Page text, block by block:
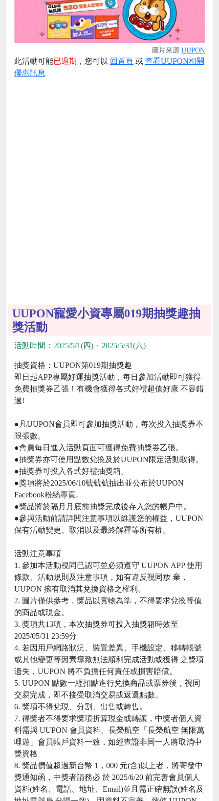
圖片來源 UUPON
此活動可能已過期 ，您可以 回首頁 或 查看UUPON相關
優惠訊息
UUPON寵愛小資專屬019期抽獎趣抽
獎活動
活動時間：2025/5/1(四) ~ 2025/5/31(六)
抽獎資格：UUPON第019期抽獎趣
即日起APP專屬好運抽獎活動，每日參加活動即可獲得
免費抽獎券乙張！有機會獲得各式好禮超值好康 不容錯
過!
●凡UUPON會員即可參加抽獎活動，每次投入抽獎券不
限張數。
●會員每日進入活動頁面可獲得免費抽獎券乙張。
●抽獎券亦可使用點數兌換及於UUPON限定活動取得。
●抽獎券可投入各式好禮抽獎箱。
●獎項將於2025/06/10號號號抽出並公布於UUPON
Facebook粉絲專頁。
●獎品將於隔月月底前抽獎完成後存入您的帳戶中。
●參與活動前請詳閱注意事項以維護您的權益，UUPON
保有活動變更、取消以及最終解釋等所有權。
活動注意事項
1. 參加本活動視同已認可並必須遵守 UUPON APP 使用
條款、活動規則及注意事項，如有違反視同放 棄，
UUPON 擁有取消其兌換資格之權利。
2. 圖片僅供參考，獎品以實物為準，不得要求兌換等值
的商品或現金。
3. 獎項共13項，本次抽獎券可投入抽獎箱時效至
2025/05/31 23:59分
4. 若因用戶網路狀況、裝置差異、手機設定、移轉帳號
或其他變更等因素導致無法順利完成活動或獲得 之獎項
遗失，UUPON 將不負擔任何責任或損害賠償。
5. UUPON 點數一經扣點進行兌換商品或票券後，視同
交易完成，即不接受取消交易或返還點數。
6. 獎項不得兌現、分割、出售或轉售。
7. 得獎者不得要求獎項折算現金或轉讓，中獎者個人資
料需與 UUPON 會員資料、長榮航空「長榮航空 無限萬
哩遊」會員帳戶資料一致，如經查證非同一人將取消中
獎資格
8. 獎品價值超過新台幣 1，000 元(含)以上者，將寄發中
獎通知函，中獎者請務必 於 2025/6/20 前完善會員個人
資料(姓名、電話、地址、Email)並且需正確無誤(姓名及